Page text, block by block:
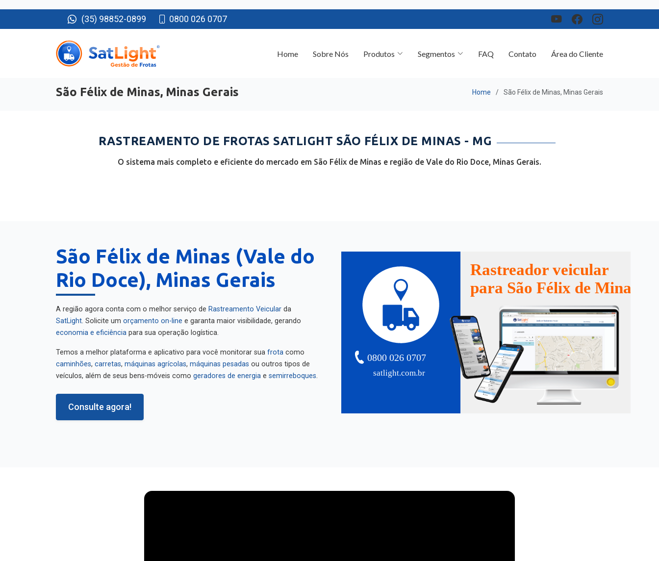
(35) 98852-0899 0800 026 0707
São Félix de Minas, Minas Gerais
RASTREAMENTO DE FROTAS SATLIGHT SÃO FÉLIX DE MINAS - MG
O sistema mais completo e eficiente do mercado em São Félix de Minas e região de Vale do Rio Doce, Minas Gerais.
São Félix de Minas (Vale do
Rio Doce), Minas Gerais
A região agora conta com o melhor serviço de Rastreamento Veicular
da
SatLight
. Solicite um orçamento on-line
e garanta maior visibilidade, gerando
economia e eficiência
para sua operação logística.
Temos a melhor plataforma e aplicativo para você monitorar sua frota
caminhões
máquinas agrícolas máquinas pesadas
ou outros tipos de
veículos, além de seus bens-móveis como
geradores de energia semirreboques
Consulte agora!
satlight.com.br
0800 026 0707
Rastreador veicular
para São Félix de Minas